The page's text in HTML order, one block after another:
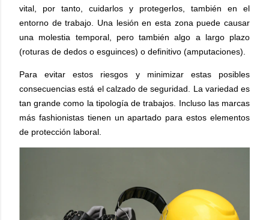
vital, por tanto, cuidarlos y protegerlos, también en el
entorno de trabajo. Una lesión en esta zona puede causar
una molestia temporal, pero también algo a largo plazo
(roturas de dedos o esguinces) o definitivo (amputaciones).
Para evitar estos riesgos y minimizar estas posibles
consecuencias está el calzado de seguridad. La variedad es
tan grande como la tipología de trabajos. Incluso las marcas
más fashionistas tienen un apartado para estos elementos
de protección laboral.